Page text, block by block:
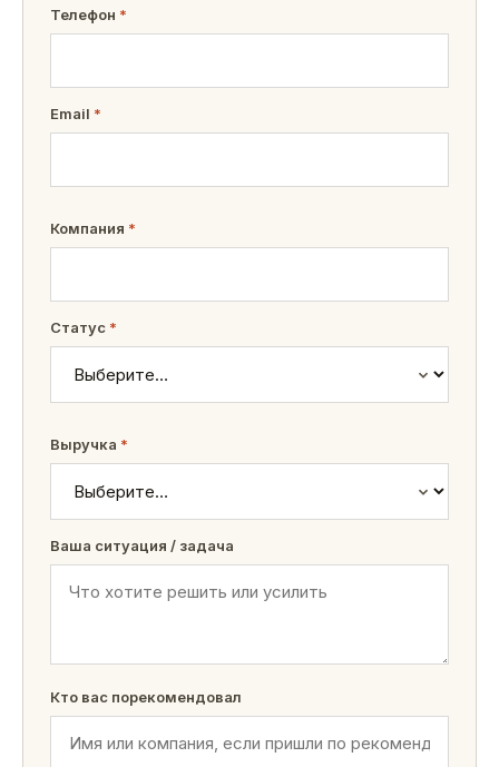
Телефон *
Email *
Компания *
Статус *
Выручка *
Ваша ситуация / задача
Кто вас порекомендовал